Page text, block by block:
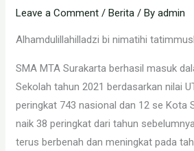
Leave a Comment / Berita / Byadmin
Alhamdulillahilladzi bi nimatihi
SMA MTA Surakarta berhasil masuk
Sekolah tahun 2021 berdasarkan nilai
peringkat 743 nasional dan 12 se Kota
naik 38 peringkat dari tahun
terus berbenah dan meningkat pada